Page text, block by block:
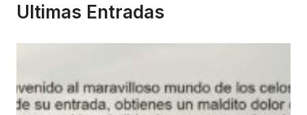
Ultimas Entradas